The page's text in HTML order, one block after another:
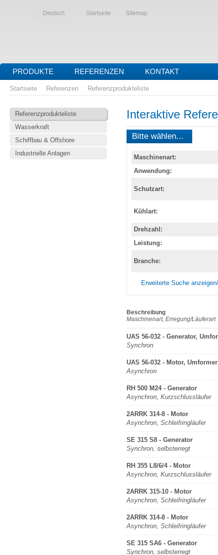
Deutsch Startseite Sitemap
PRODUKTE REFERENZEN KONTAKT
Startseite Referenzen Referenzprodukteliste
Referenzprodukteliste
Wasserkraft
Schiffbau & Offshore
Industrielle Anlagen
Interaktive
Bitte wählen...
Maschinenart:
Anwendung:
Schutzart:
Kühlart:
Drehzahl:
Leistung:
Branche:
Erweiterte Suche
Beschreibung
Maschinenart, Erregung/Läuferart
UAS 56-032 - Generator,
Synchron
UAS 56-032 - Motor, Umformer
Asynchron
RH 500 M24 - Generator
Asynchron, Kurzschlussläufer
2ARRK 314-8 - Motor
Asynchron, Schleifringläufer
SE 315 S8 - Generator
Synchron, selbsterregt
RH 355 L8/6/4 - Motor
Asynchron, Kurzschlussläufer
2ARRK 315-10 - Motor
Asynchron, Schleifringläufer
2ARRK 314-8 - Motor
Asynchron, Schleifringläufer
SE 315 SA6 - Generator
Synchron, selbsterregt